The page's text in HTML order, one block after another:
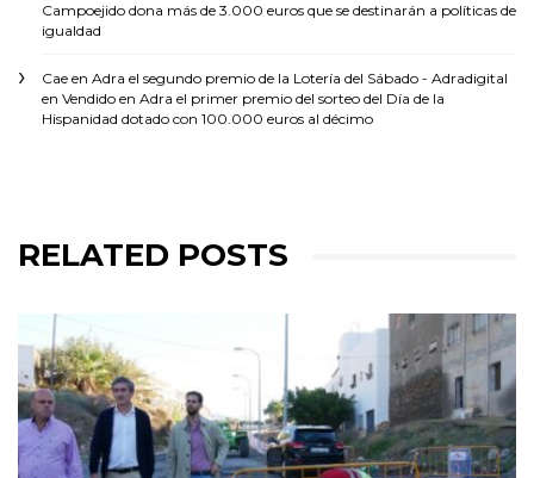
Campoejido dona más de 3.000 euros que se destinarán a políticas de
igualdad
Cae en Adra el segundo premio de la Lotería del Sábado - Adradigital
en Vendido en Adra el primer premio del sorteo del Día de la
Hispanidad dotado con 100.000 euros al décimo
RELATED POSTS